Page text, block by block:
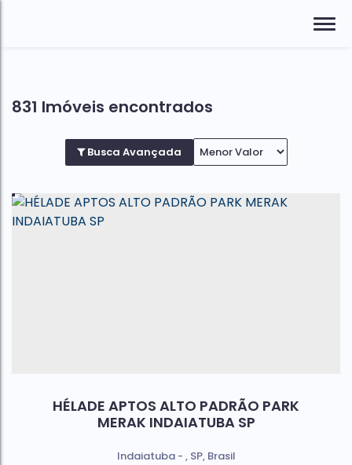
831 Imóveis encontrados
Busca Avançada
HÉLADE APTOS ALTO PADRÃO PARK
MERAK INDAIATUBA SP
Indaiatuba , SP, Brasil